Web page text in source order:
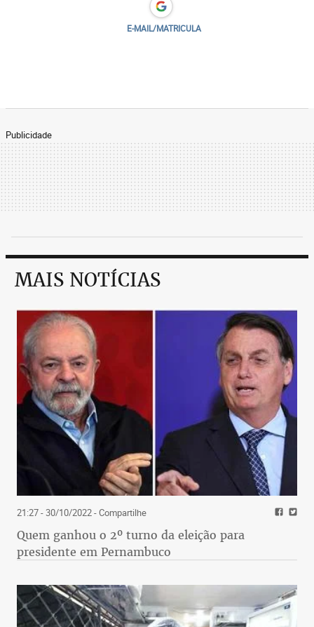
E-MAIL/MATRICULA
Publicidade
MAIS NOTÍCIAS
21:27 - 30/10/2022- Compartilhe
Quem ganhou o 2º turno da eleição para
presidente em Pernambuco